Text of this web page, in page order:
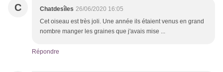
C Chatdesîles 26/06/2020 16:05
Cet oiseau est très joli. Une année ils étaient venus en grand
nombre manger les graines que j'avais mise ...
Répondre